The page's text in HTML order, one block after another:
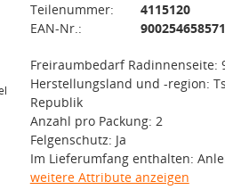
Teilenummer:
4115120
EAN-Nr.:
Freiraumbedarf Radinnenseite:
Herstellungsland und -region:
Republik
Anzahl pro Packung: 2
Felgenschutz: Ja
Im Lieferumfang enthalten:
weitere Attribute anzeigen